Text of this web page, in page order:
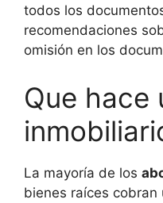
todos los
recomendaciones
omisión en los
Que hace
La mayoría de los
bienes raíces